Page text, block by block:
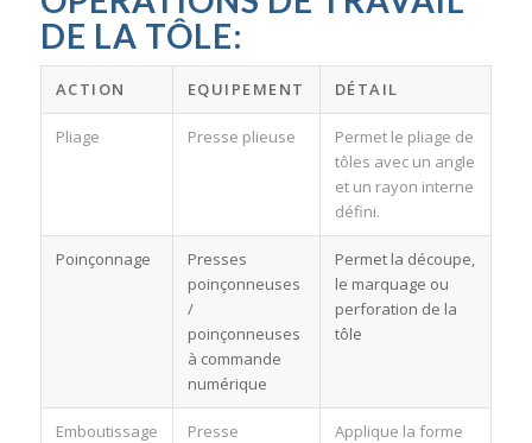
DE LA TÔLE:
ACTION EQUIPEMENT DÉTAIL
Pliage Presse plieuse
Permet le pliage de
tôles avec un angle
et un rayon interne
défini.
Poinçonnage
Presses
poinçonneuses
/
poinçonneuses
à commande
numérique
Permet la découpe,
le marquage ou
perforation de la
tôle
Emboutissage
Presse
Applique la forme